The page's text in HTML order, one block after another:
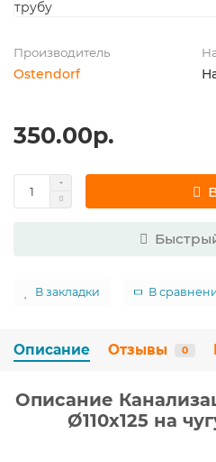
Производитель
Ostendorf
350.00р.
В закладки В
Описание Отзывы 0
Описание
Ø110х125 на